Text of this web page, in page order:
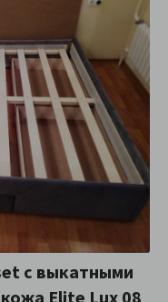
с выкатными
Elite Lux 08